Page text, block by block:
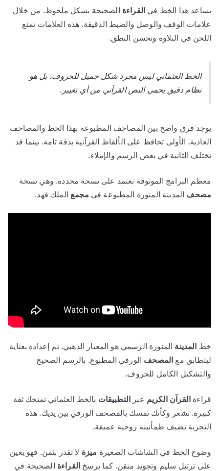
يساعد هذا الخط في القراءة الصحيحة بشكل ملحوظ. من خلال
علامات الوقف والوصل والضبط الدقيقة. هذه العلامات تمنع
اللحن في التلاوة وتحسن النطق.
الخط العثماني ليس مجرد شكل جميل للحروف، بل هو
نظام دقيق يحمي النص القرآني من أي تغيير.
يوجد فرق واضح بين المصاحف المطبوعة بهذا الخط والمصاحف
العادية. الأولى تحافظ على الألفاظ القرآنية بدقة تامة. بينما قد
تختلف الثانية في بعض الرسم والإملاء.
معظم البرامج الموثوقة تعتمد على نسخة محددة. وهي نسخة
مصحف المدينة المنورة المطبوعة في مجمع الملك فهد.
خط المدينة المنورة الرسمي هو المعيار الذهبي. تم إعداده بعناية
ليتطابق مع المصحف الورقي المطبوع. بالرسم الصحيح
والتشكيل الكامل للحروف.
قراءة القرآن الكريم عبر التطبيقات بالخط العثماني تمنحك ثقة
كبيرة. تشعر وكأنك تمسك بالمصحف الورقي بين يديك. هذه
التجربة تضيف طمأنينة روحية عميقة.
وضوح الخط في الشاشات الصغيرة ميزة لا تقدر بثمن. فهو يعين
على ترتيل سليم وتجويد متقن. كما يرسخ القراءة الصحيحة في